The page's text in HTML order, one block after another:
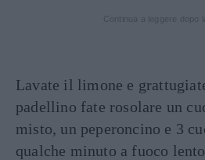
Lavate il limone e
padellino fate rosolare un
misto, un peperoncino e 3
qualche minuto a fuoco